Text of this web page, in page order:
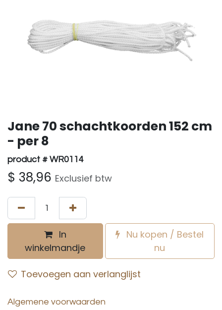
Jane 70 schachtkoorden 152 cm
- per 8
product # WR0114
$ 38,96 Exclusief btw
In
winkelmandje
Nu kopen / Bestel
nu
Toevoegen aan verlanglijst
Algemene voorwaarden